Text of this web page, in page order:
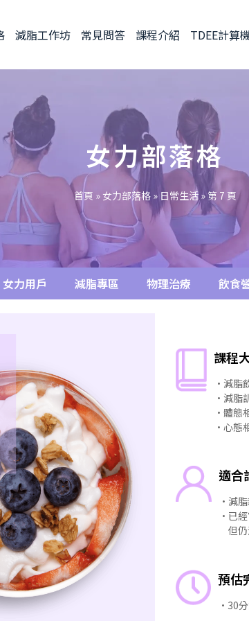
減脂工作坊 常見問答 課程介紹 TDEE計算
女力部落格
首頁 » 女力部落格» 日常生活» 第 7 頁
女力用戶 減脂專區 物理治療 飲食
課程
・減
・減
・體態
・心態
適合
・減
・已
但
預估
・30